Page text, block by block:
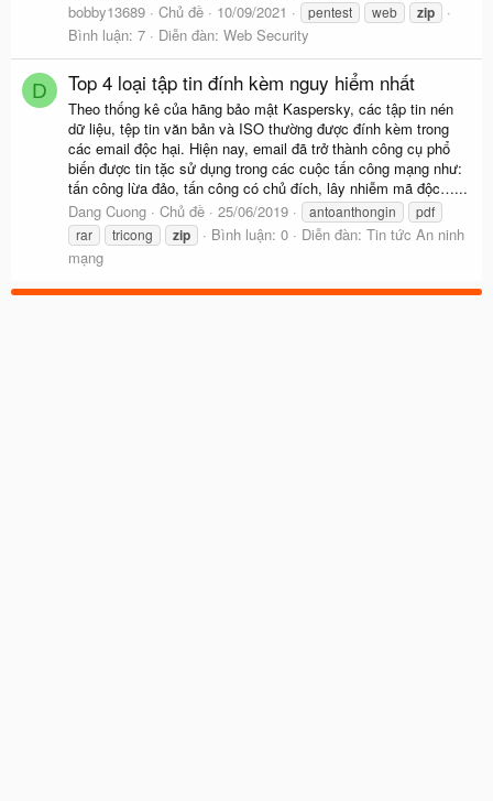
bobby13689
Chủ đề 10/09/2021 pentest web zip
Bình luận: 7 Diễn đàn: Web Security
D Top 4 loại tập tin đính kèm nguy hiểm nhất
Theo thống kê của hãng bảo mật Kaspersky, các tập tin nén
dữ liệu, tệp tin văn bản và ISO thường được đính kèm trong
các email độc hại. Hiện nay, email đã trở thành công cụ phổ
biến được tin tặc sử dụng trong các cuộc tấn công mạng như:
tấn công lừa đảo, tấn công có chủ đích, lây nhiễm mã độc…...
Dang Cuong
Chủ đề 25/06/2019 antoanthongin
pdf
rar
tricong zip Bình luận: 0 Diễn đàn: Tin tức An ninh
mạng